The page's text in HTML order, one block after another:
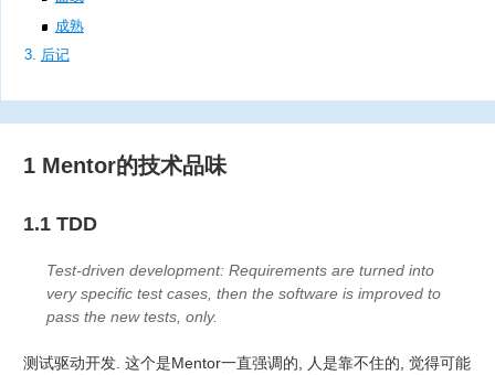
成熟
后记
1 Mentor的技术品味
1.1 TDD
Test-driven development: Requirements are turned into
very specific test cases, then the software is improved to
pass the new tests, only.
测试驱动开发. 这个是Mentor一直强调的, 人是靠不住的, 觉得可能